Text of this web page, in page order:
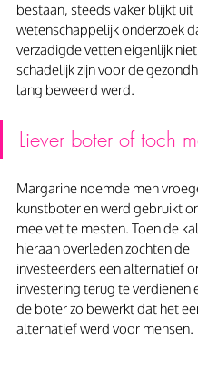
bestaan, steeds vaker blijkt uit
wetenschappelijk onderzoek
verzadigde vetten eigenlijk
schadelijk zijn voor de
lang beweerd werd.
Liever boter of toch
Margarine noemde men
kunstboter en werd gebruikt
mee vet te mesten. Toen de
hieraan overleden zochten de
investeerders een alternatief
investering terug te verdienen
de boter zo bewerkt dat het
alternatief werd voor mensen.